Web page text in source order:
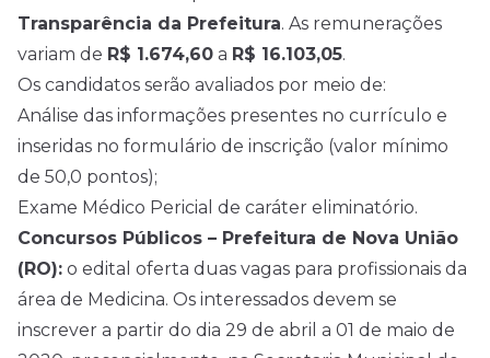
Transparência da Prefeitura. As remunerações
variam de R$ 1.674,60 a R$ 16.103,05.
Os candidatos serão avaliados por meio de:
Análise das informações presentes no currículo e
inseridas no formulário de inscrição (valor mínimo
de 50,0 pontos);
Exame Médico Pericial de caráter eliminatório.
Concursos Públicos – Prefeitura de Nova União
(RO): o edital oferta duas vagas para profissionais da
área de Medicina. Os interessados devem se
inscrever a partir do dia 29 de abril a 01 de maio de